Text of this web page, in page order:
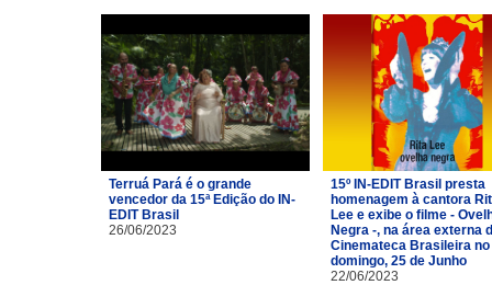
Terruá Pará é o grande
vencedor da 15ª Edição do IN-
EDIT Brasil
26/06/2023
15º IN-EDIT Brasil presta
homenagem à cantora
Lee e exibe o filme -
Negra -, na área externa
Cinemateca Brasileira no
domingo, 25 de Junho
22/06/2023